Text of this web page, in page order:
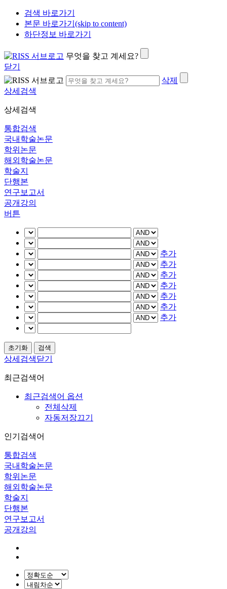
검색 바로가기
본문 바로가기(skip to content)
하단정보 바로가기
무엇을 찾고 계세요?
닫기
삭제
상세검색
상세검색
통합검색
국내학술논문
학위논문
해외학술논문
학술지
단행본
연구보고서
공개강의
버튼
추가
추가
추가
추가
추가
추가
추가
상세검색닫기
최근검색어
최근검색어 옵션
전체삭제
자동저장끄기
인기검색어
통합검색
국내학술논문
학위논문
해외학술논문
학술지
단행본
연구보고서
공개강의